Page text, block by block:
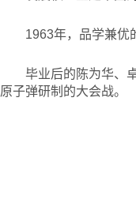
1963年，品学兼优
毕业后的陈为华、
原子弹研制的大会战。